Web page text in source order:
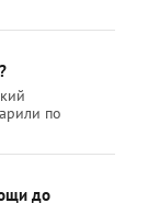
по
до